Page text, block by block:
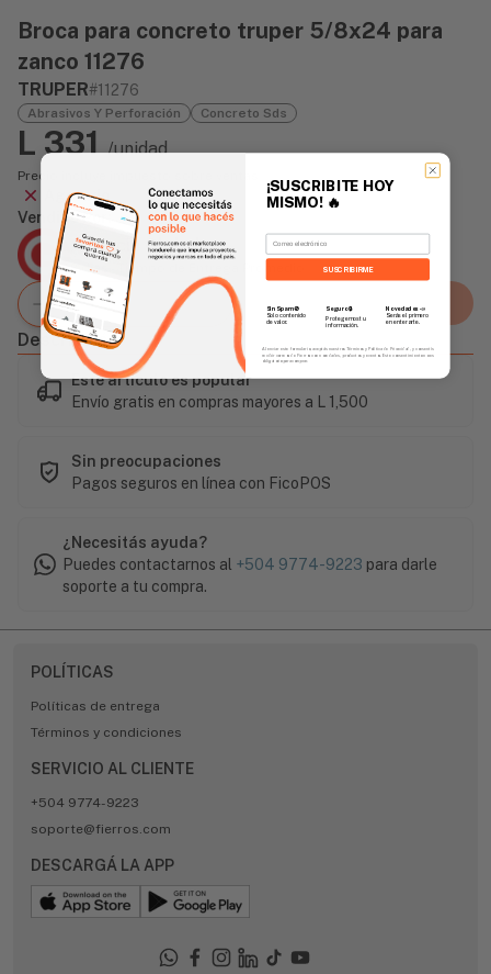
Broca para concreto truper 5/8x24 para
zanco 11276
TRUPER#11276
Abrasivos Y Perforación Concreto Sds
L 331/unidad
Precio incluye impuesto sobre ventas
Agotado
Vendido Por:
Agencia Global
2 días - Tiempo de Entrega Promedio
Agregar al carrito
Descripción
Este artículo es popular
Envío gratis en compras mayores a L 1,500
Sin preocupaciones
Pagos seguros en línea con FicoPOS
¿Necesitás ayuda?
Puedes contactarnos al +504 9774-9223 para darle
soporte a tu compra.
POLÍTICAS
Políticas de entrega
Términos y condiciones
SERVICIO AL CLIENTE
+504 9774-9223
soporte@fierros.com
DESCARGÁ LA APP
¡SUSCRIBITE HOY
MISMO! 🔥
Email
SUSCRIBIRME
Sin Spam 🚫
Solo contenido
de valor.
Seguro 🔒
Protegemos tu
información.
Novedades 📣
Serás el primero
en enterarte.
Al enviar este formulario, aceptás nuestros Términos y Política de Privacidad, y consentís
recibir correos de Fierros con novedades, productos y eventos. Este consentimiento no es
obligatorio para comprar.